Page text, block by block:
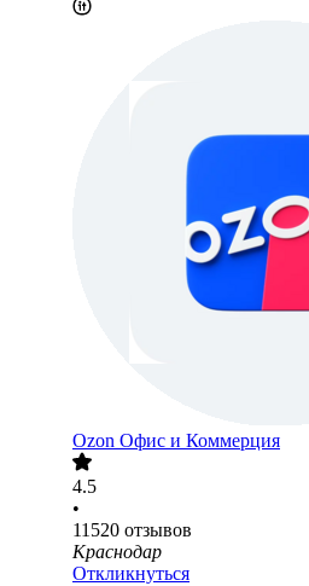
Ozon Офис и Коммерция
4.5
•
11520 отзывов
Краснодар
Откликнуться